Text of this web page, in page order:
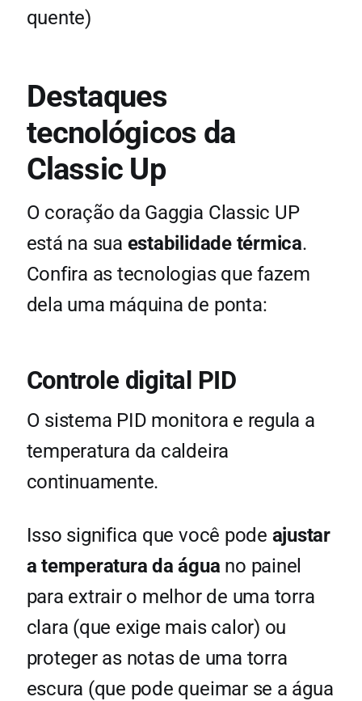
quente)
Destaques
tecnológicos da
Classic Up
O coração da Gaggia Classic UP
está na sua estabilidade térmica.
Confira as tecnologias que fazem
dela uma máquina de ponta:
Controle digital PID
O sistema PID monitora e regula a
temperatura da caldeira
continuamente.
Isso significa que você pode ajustar
a temperatura da água no painel
para extrair o melhor de uma torra
clara (que exige mais calor) ou
proteger as notas de uma torra
escura (que pode queimar se a água